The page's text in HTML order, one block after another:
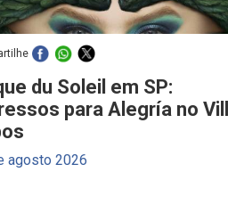
du Soleil em SP:
para Alegría no
agosto 2026